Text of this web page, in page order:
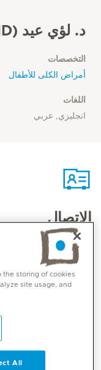
د. لؤي عيد (ID*)
التخصصات
أمراض الكلى للأطفال
اللغات
انجليزي, عربي
الاتصال
Office
the storing of cookies
site usage, and
All